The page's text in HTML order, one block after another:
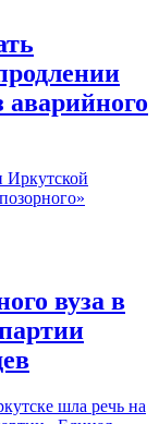
Иркутской
вуза в
шла речь на